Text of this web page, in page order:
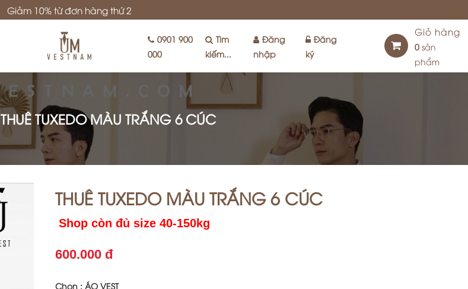
Giảm 10% từ đơn hàng thứ 2
0901 900
000
Tìm
kiếm...
Đăng
nhập
Đăng
ký
Giỏ hàng
0sản
phẩm
THUÊ TUXEDO MÀU TRẮNG 6 CÚC
THUÊ TUXEDO MÀU TRẮNG 6 CÚC
Shop còn đủ size 40-150kg
600.000 đ
Chọn : ÁO VEST